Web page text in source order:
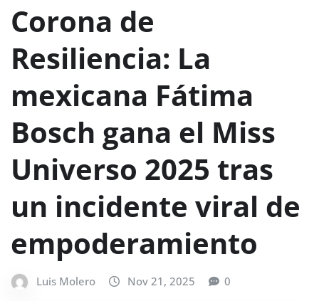
Corona de
Resiliencia: La
mexicana Fátima
Bosch gana el Miss
Universo 2025 tras
un incidente viral de
empoderamiento
Luis Molero Nov 21, 2025 0